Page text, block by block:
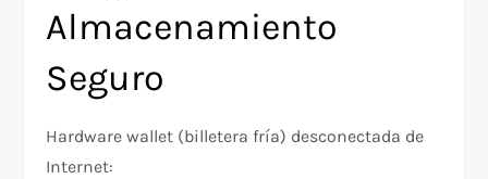
Almacenamiento
Seguro
Hardware wallet (billetera fría) desconectada de
Internet: